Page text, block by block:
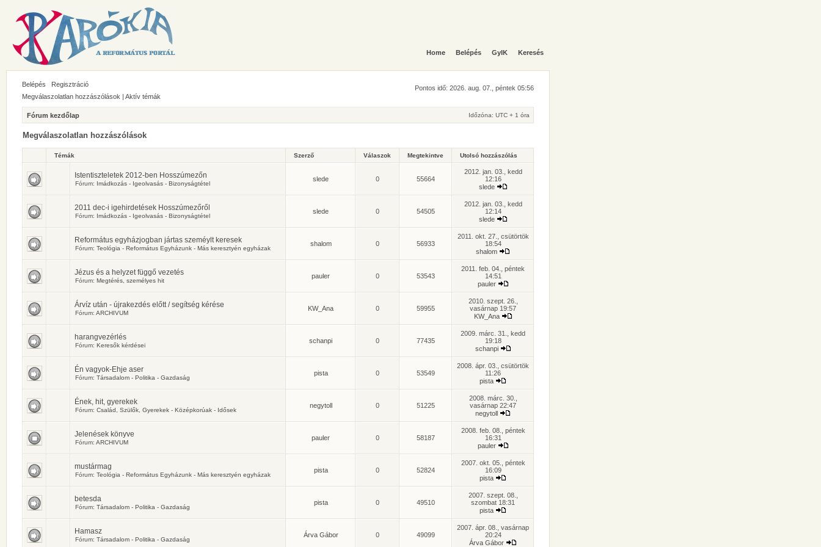
Home Belépés GyIK Keresés
Belépés Regisztráció
Pontos idő: 2026. aug. 07., péntek 05:56
Megválaszolatlan hozzászólások | Aktív témák
Fórum kezdőlap Időzóna: UTC + 1 óra
Megválaszolatlan hozzászólások
Témák Szerző Válaszok Megtekintve Utolsó hozzászólás
Istentiszteletek 2012-ben Hosszúmezőn
Fórum: Imádkozás - Igeolvasás - Bizonyságtétel
slede 0 55664
2012. jan. 03., kedd
12:16
slede
2011 dec-i igehirdetések Hosszúmezőről
Fórum: Imádkozás - Igeolvasás - Bizonyságtétel
slede 0 54505
2012. jan. 03., kedd
12:14
slede
Református egyházjogban jártas szeméylt keresek
Fórum: Teológia - Református Egyházunk - Más keresztyén egyházak
shalom 0 56933
2011. okt. 27., csütörtök
18:54
shalom
Jézus és a helyzet függő vezetés
Fórum: Megtérés, személyes hit
pauler 0 53543
2011. feb. 04., péntek
14:51
pauler
Árvíz után - újrakezdés előtt / segítség kérése
Fórum: ARCHIVUM
KW_Ana 0 59955
2010. szept. 26.,
vasárnap 19:57
KW_Ana
harangvezérlés
Fórum: Keresők kérdései
schanpi 0 77435
2009. márc. 31., kedd
19:18
schanpi
Én vagyok-Ehje aser
Fórum: Társadalom - Politika - Gazdaság
pista 0 53549
2008. ápr. 03., csütörtök
11:26
pista
Ének, hit, gyerekek
Fórum: Család, Szülők, Gyerekek - Középkorúak - Idősek
negytoll 0 51225
2008. márc. 30.,
vasárnap 22:47
negytoll
Jelenések könyve
Fórum: ARCHIVUM
pauler 0 58187
2008. feb. 08., péntek
16:31
pauler
mustármag
Fórum: Teológia - Református Egyházunk - Más keresztyén egyházak
pista 0 52824
2007. okt. 05., péntek
16:09
pista
betesda
Fórum: Társadalom - Politika - Gazdaság
pista 0 49510
2007. szept. 08.,
szombat 18:31
pista
Hamasz
Fórum: Társadalom - Politika - Gazdaság
Árva Gábor 0 49099
2007. ápr. 08., vasárnap
20:24
Árva Gábor